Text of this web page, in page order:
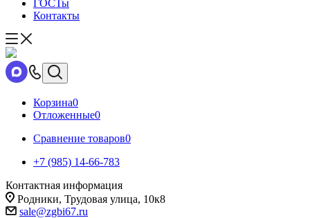
ГОСТы
Контакты
Корзина0
Отложенные0
Сравнение товаров0
+7 (985) 14-66-783
Контактная информация
Родники, Трудовая улица, 10к8
sale@zgbi67.ru